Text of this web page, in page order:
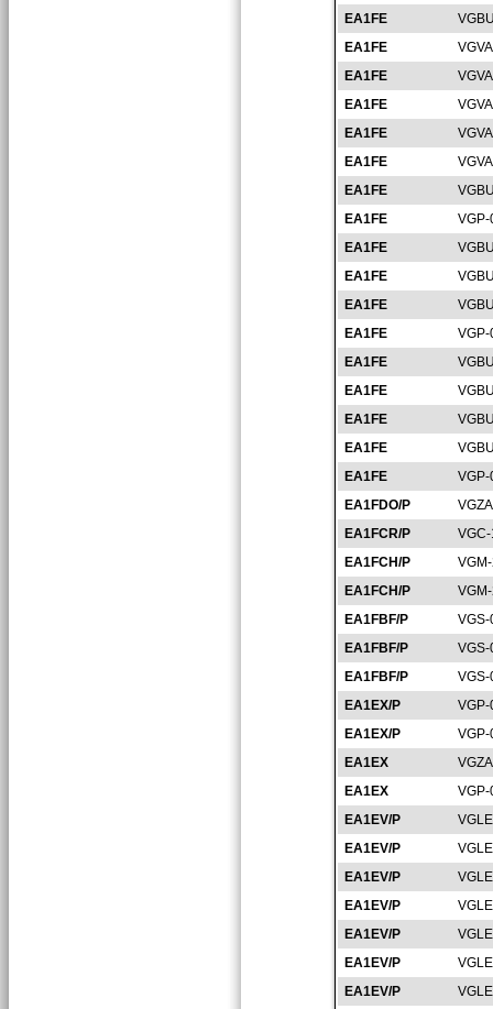
EA1FE
EA1FE
EA1FE
EA1FE
EA1FE
EA1FE
EA1FE
EA1FE
EA1FE
EA1FE
EA1FE
EA1FE
EA1FE
EA1FE
EA1FE
EA1FE
EA1FE
EA1FDO/P
EA1FCR/P
EA1FCH/P
EA1FCH/P
EA1FBF/P
VGS-
EA1FBF/P
EA1FBF/P
EA1EX/P
EA1EX/P
EA1EX
EA1EX
EA1EV/P
EA1EV/P
EA1EV/P
EA1EV/P
EA1EV/P
EA1EV/P
EA1EV/P